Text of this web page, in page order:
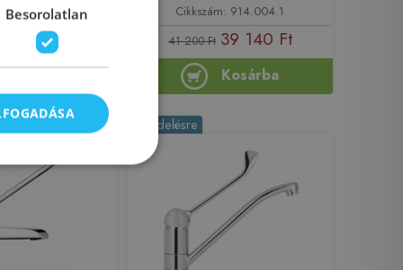
A5A8423C00
33 201 Ft
Kosárba
Cikkszám: 914.004.1
41 200 Ft 39 140 Ft
Kosárba
-5% Rendelésre
Besorolatlan